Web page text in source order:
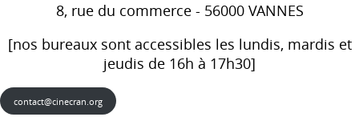
8, rue du commerce - 56000 VANNES
[nos bureaux sont accessibles les lundis, mardis et
jeudis de 16h à 17h30]
contact@cinecran.org